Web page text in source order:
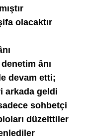
olacaktır
ânı
devam etti;
arkada geldi
sohbetçi
düzelttiler